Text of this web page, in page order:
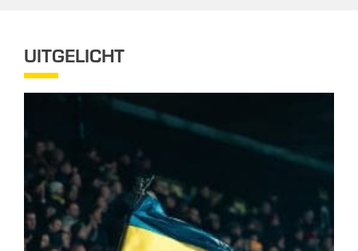
UITGELICHT